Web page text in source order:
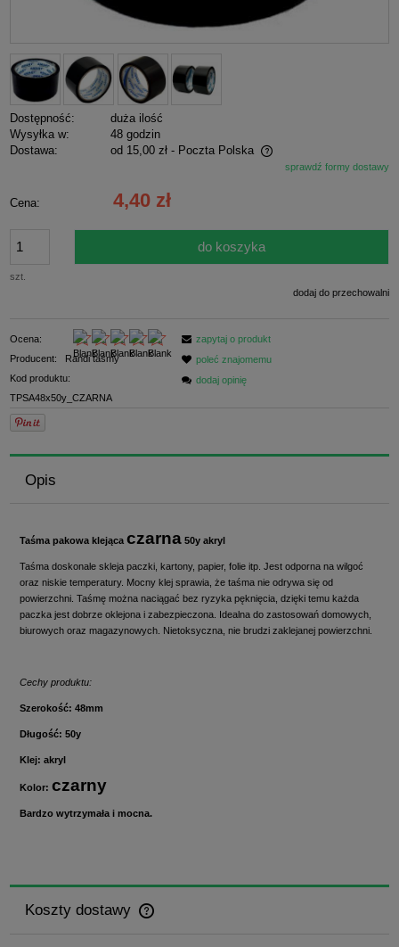
Dostępność:
duża ilość
Wysyłka w:
48 godzin
Dostawa:
od 15,00 zł - Poczta Polska
Cena nie zawiera ewentualnych kosztów płatnościsprawdź formy dostawy
Cena: 4,40 zł
szt.
do koszyka
dodaj do przechowalni
Ocena:
Producent:
Randi taśmy
Kod produktu:
TPSA48x50y_CZARNA
zapytaj o produkt
poleć znajomemu
dodaj opinię
Opis
Taśma pakowa klejąca czarna 50y akryl
Taśma doskonale skleja paczki, kartony, papier, folie itp. Jest odporna na wilgoć
oraz niskie temperatury. Mocny klej sprawia, że taśma nie odrywa się od
powierzchni. Taśmę można naciągać bez ryzyka pęknięcia, dzięki temu każda
paczka jest dobrze oklejona i zabezpieczona. Idealna do zastosowań domowych,
biurowych oraz magazynowych. Nietoksyczna, nie brudzi zaklejanej powierzchni.
Cechy produktu:
Szerokość: 48mm
Długość: 50y
Klej: akryl
Kolor: czarny
Bardzo wytrzymała i mocna.
Koszty dostawy
Cena nie zawiera ewentualnych kosztów płatności